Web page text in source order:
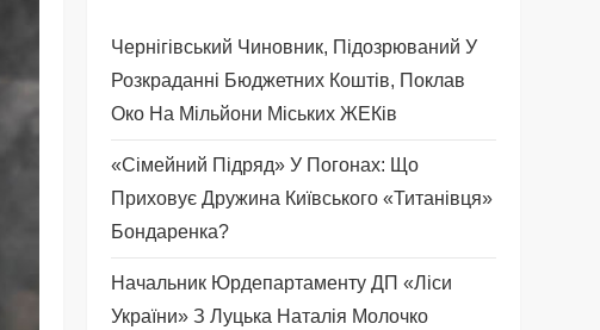
Чернігівський Чиновник, Підозрюваний У
Розкраданні Бюджетних Коштів, Поклав
Око На Мільйони Міських ЖЕКів
«Сімейний Підряд» У Погонах: Що
Приховує Дружина Київського «титанівця»
Бондаренка?
Начальник Юрдепартаменту ДП «Ліси
України» З Луцька Наталія Молочко